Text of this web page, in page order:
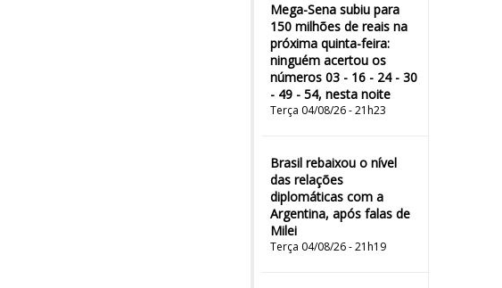
Mega-Sena subiu para
150 milhões de reais na
próxima quinta-feira:
ninguém acertou os
números 03 - 16 - 24 - 30
- 49 - 54, nesta noite
Terça 04/08/26 - 21h23
Brasil rebaixou o nível
das relações
diplomáticas com a
Argentina, após falas de
Milei
Terça 04/08/26 - 21h19